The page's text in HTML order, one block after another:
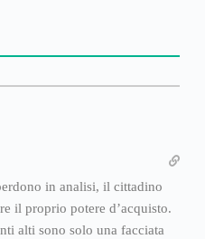
in analisi, il cittadino
il proprio potere d’acquisto.
alti sono solo una facciata